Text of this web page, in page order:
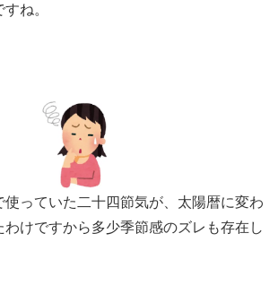
ね。
使っていた二十四節気が、太陽暦に変わ
わけですから多少季節感のズレも存在し